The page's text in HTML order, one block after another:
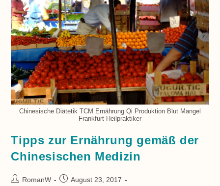
Chinesische Diätetik TCM Ernährung Qi Produktion Blut Mangel
Frankfurt Heilpraktiker
Tipps zur Ernährung gemäß der
Chinesischen Medizin
Beitrags-
RomanW
BeitragAugust 23, 2017